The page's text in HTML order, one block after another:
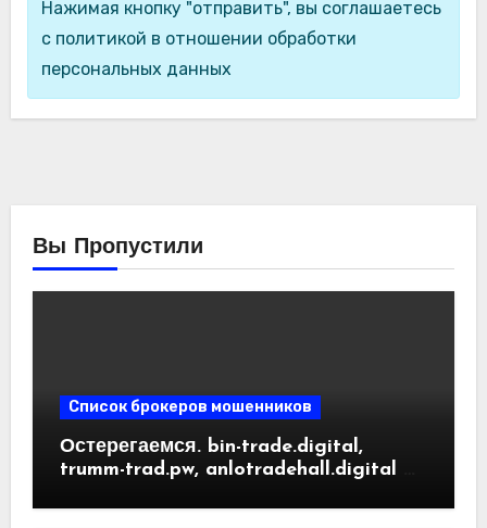
Нажимая кнопку "отправить", вы соглашаетесь
с политикой в отношении обработки
персональных данных
Вы Пропустили
Список брокеров мошенников
Остерегаемся. bin-trade.digital,
trumm-trad.pw, anlotradehall.digital —
криптобирж. Как вернуть деньги.